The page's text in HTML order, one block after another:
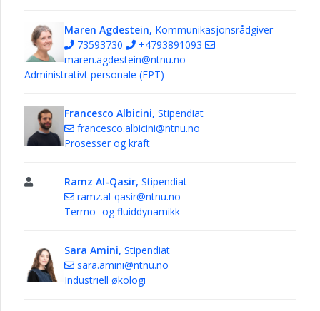
Teknisk
personale
Administrasjon
Support
Maren Agdestein, Kommunikasjonsrådgiver
73593730
+4793891093
maren.agdestein@ntnu.no
Administrativt personale (EPT)
Francesco Albicini, Stipendiat
francesco.albicini@ntnu.no
Prosesser og kraft
Ramz Al-Qasir, Stipendiat
ramz.al-qasir@ntnu.no
Termo- og fluiddynamikk
Sara Amini, Stipendiat
sara.amini@ntnu.no
Industriell økologi